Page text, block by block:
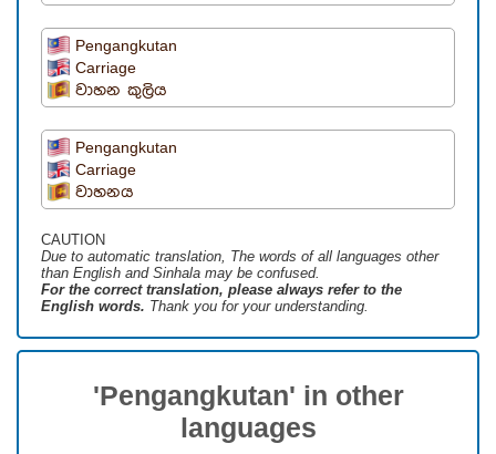
Pengangkutan
Carriage
වාහන කුලිය
Pengangkutan
Carriage
වාහනය
CAUTION
Due to automatic translation, The words of all languages ​​other
than English and Sinhala may be confused.
For the correct translation, please always refer to the
English words. Thank you for your understanding.
'Pengangkutan' in other
languages